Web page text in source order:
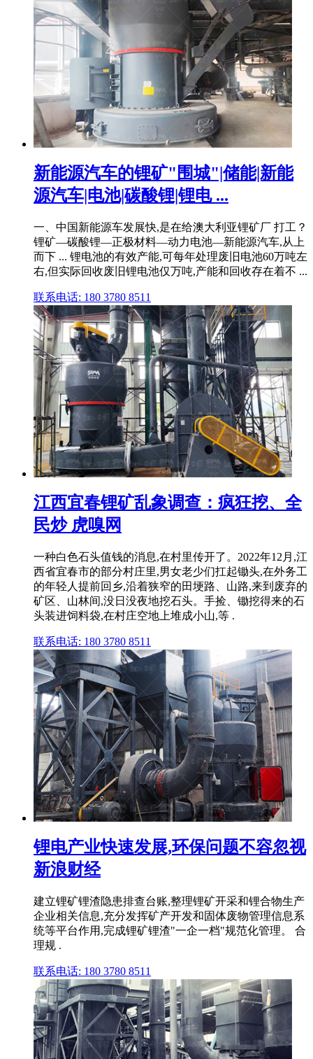
新能源汽车的锂矿"围城"|储能|新能
源汽车|电池|碳酸锂|锂电 ...
一、中国新能源车发展快,是在给澳大利亚锂矿厂 打工？
锂矿—碳酸锂—正极材料—动力电池—新能源汽车,从上
而下 ... 锂电池的有效产能,可每年处理废旧电池60万吨左
右,但实际回收废旧锂电池仅万吨,产能和回收存在着不 ...
联系电话: 180 3780 8511
江西宜春锂矿乱象调查：疯狂挖、全
民炒 虎嗅网
一种白色石头值钱的消息,在村里传开了。2022年12月,江
西省宜春市的部分村庄里,男女老少们扛起锄头,在外务工
的年轻人提前回乡,沿着狭窄的田埂路、山路,来到废弃的
矿区、山林间,没日没夜地挖石头。手捡、锄挖得来的石
头装进饲料袋,在村庄空地上堆成小山,等 .
联系电话: 180 3780 8511
锂电产业快速发展,环保问题不容忽视
新浪财经
建立锂矿锂渣隐患排查台账,整理锂矿开采和锂合物生产
企业相关信息,充分发挥矿产开发和固体废物管理信息系
统等平台作用,完成锂矿锂渣"一企一档"规范化管理。 合
理规 .
联系电话: 180 3780 8511